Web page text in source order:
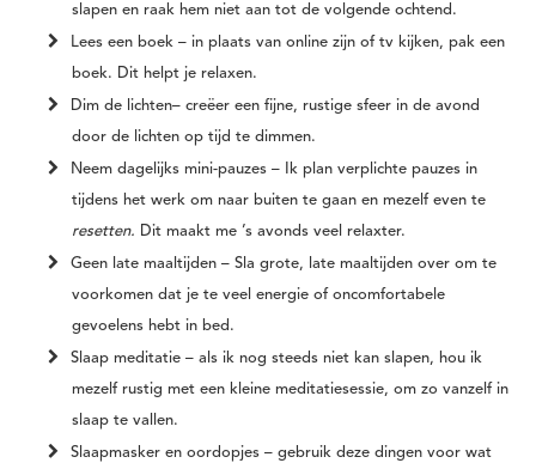
slapen en raak hem niet aan tot de volgende ochtend.
Lees een boek – in plaats van online zijn of tv kijken, pak een
boek. Dit helpt je relaxen.
Dim de lichten– creëer een fijne, rustige sfeer in de avond
door de lichten op tijd te dimmen.
Neem dagelijks mini-pauzes – Ik plan verplichte pauzes in
tijdens het werk om naar buiten te gaan en mezelf even te
resetten. Dit maakt me ’s avonds veel relaxter.
Geen late maaltijden – Sla grote, late maaltijden over om te
voorkomen dat je te veel energie of oncomfortabele
gevoelens hebt in bed.
Slaap meditatie – als ik nog steeds niet kan slapen, hou ik
mezelf rustig met een kleine meditatiesessie, om zo vanzelf in
slaap te vallen.
Slaapmasker en oordopjes – gebruik deze dingen voor wat